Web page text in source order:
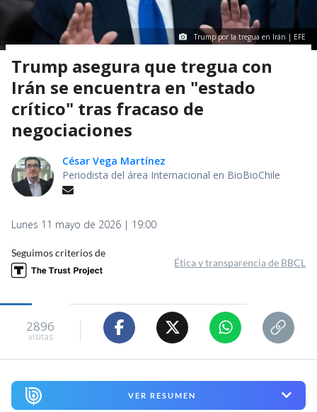
Trump por la tregua en Irán | EFE
Trump asegura que tregua con
Irán se encuentra en "estado
crítico" tras fracaso de
negociaciones
César Vega Martínez
Periodista del área Internacional en BioBioChile
Lunes 11 mayo de 2026 | 19:00
Seguimos criterios de
Ética y transparencia de BBCL
2896
visitas
VER RESUMEN